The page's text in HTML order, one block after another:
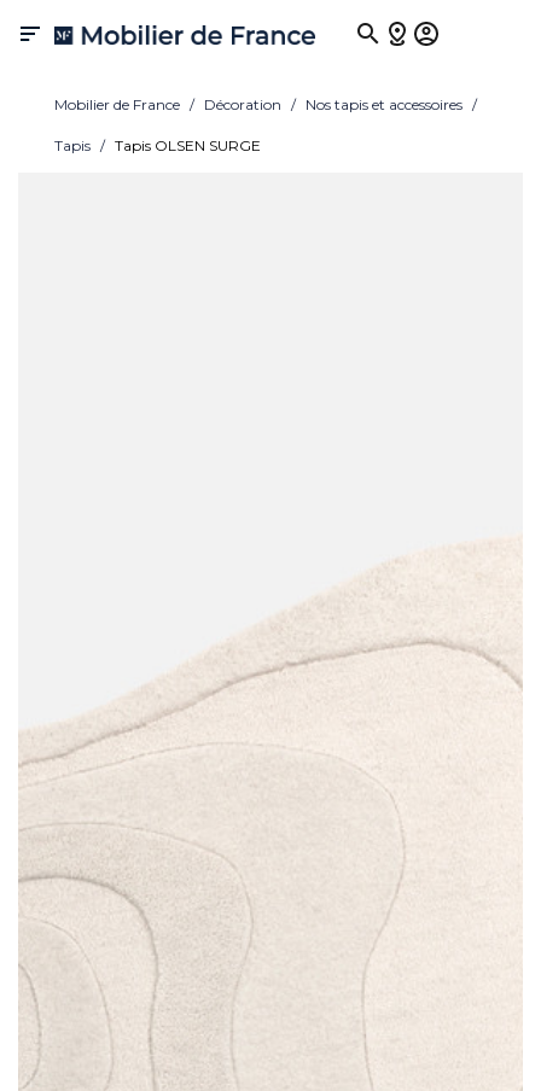

Mobilier de France Décoration Nos tapis et accessoires
Tapis Tapis OLSEN SURGE